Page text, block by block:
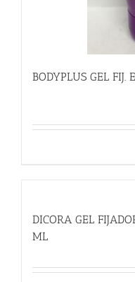
BODYPLUS GEL FIJ.
DICORA GEL
ML